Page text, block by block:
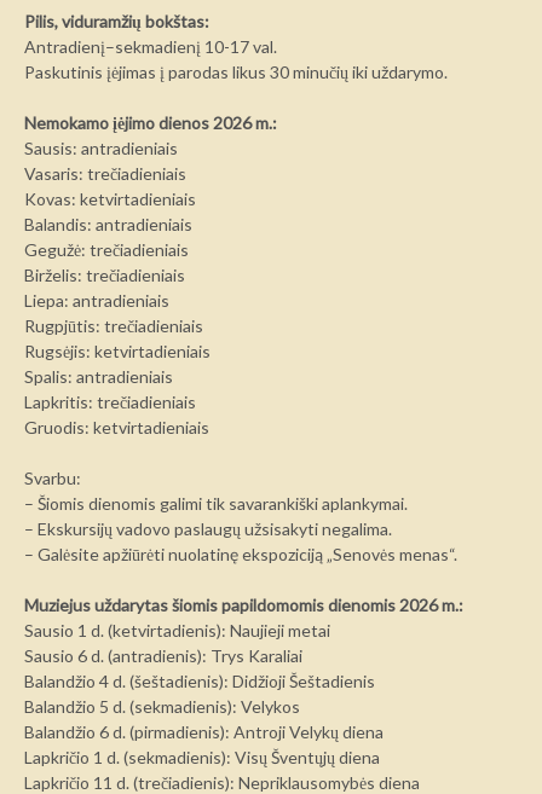
Pilis, viduramžių bokštas:
Antradienį–sekmadienį 10-17 val.
Paskutinis įėjimas į parodas likus 30 minučių iki uždarymo.
Nemokamo įėjimo dienos 2026 m.:
Sausis: antradieniais
Vasaris: trečiadieniais
Kovas: ketvirtadieniais
Balandis: antradieniais
Gegužė: trečiadieniais
Birželis: trečiadieniais
Liepa: antradieniais
Rugpjūtis: trečiadieniais
Rugsėjis: ketvirtadieniais
Spalis: antradieniais
Lapkritis: trečiadieniais
Gruodis: ketvirtadieniais
Svarbu:
– Šiomis dienomis galimi tik savarankiški aplankymai.
– Ekskursijų vadovo paslaugų užsisakyti negalima.
– Galėsite apžiūrėti nuolatinę ekspoziciją „Senovės menas“.
Muziejus uždarytas šiomis papildomomis dienomis 2026 m.:
Sausio 1 d. (ketvirtadienis): Naujieji metai
Sausio 6 d. (antradienis): Trys Karaliai
Balandžio 4 d. (šeštadienis): Didžioji Šeštadienis
Balandžio 5 d. (sekmadienis): Velykos
Balandžio 6 d. (pirmadienis): Antroji Velykų diena
Lapkričio 1 d. (sekmadienis): Visų Šventųjų diena
Lapkričio 11 d. (trečiadienis): Nepriklausomybės diena